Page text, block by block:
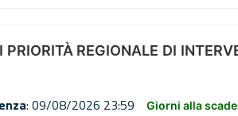
REGIONALE DI
: 09/08/2026 23:59 Giorni alla